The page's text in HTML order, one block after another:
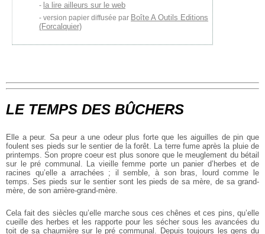
la lire ailleurs sur le web
version papier diffusée par Boîte A Outils Editions
(Forcalquier)
LE TEMPS DES BÛCHERS
Elle a peur. Sa peur a une odeur plus forte que les aiguilles de pin que
foulent ses pieds sur le sentier de la forêt. La terre fume après la pluie de
printemps. Son propre coeur est plus sonore que le meuglement du bétail
sur le pré communal. La vieille femme porte un panier d’herbes et de
racines qu’elle a arrachées ; il semble, à son bras, lourd comme le
temps. Ses pieds sur le sentier sont les pieds de sa mère, de sa grand-
mère, de son arrière-grand-mère.
Cela fait des siècles qu’elle marche sous ces chênes et ces pins, qu’elle
cueille des herbes et les rapporte pour les sécher sous les avancées du
toit de sa chaumière sur le pré communal. Depuis toujours les gens du